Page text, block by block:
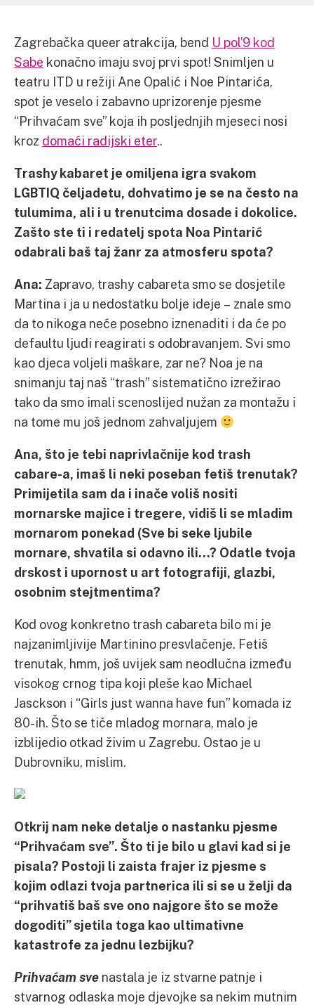
Zagrebačka queer atrakcija, bend U pol’9 kod
Sabe konačno imaju svoj prvi spot! Snimljen u
teatru ITD u režiji Ane Opalić i Noe Pintarića,
spot je veselo i zabavno uprizorenje pjesme
“Prihvaćam sve” koja ih posljednjih mjeseci nosi
kroz domaći radijski eter..
Trashy kabaret je omiljena igra svakom
LGBTIQ čeljadetu, dohvatimo je se na često na
tulumima, ali i u trenutcima dosade i dokolice.
Zašto ste ti i redatelj spota Noa Pintarić
odabrali baš taj žanr za atmosferu spota?
Ana: Zapravo, trashy cabareta smo se dosjetile
Martina i ja u nedostatku bolje ideje – znale smo
da to nikoga neće posebno iznenaditi i da će po
defaultu ljudi reagirati s odobravanjem. Svi smo
kao djeca voljeli maškare, zar ne? Noa je na
snimanju taj naš “trash” sistematično izrežirao
tako da smo imali scenoslijed nužan za montažu i
na tome mu još jednom zahvaljujem
Ana, što je tebi naprivlačnije kod trash
cabare-a, imaš li neki poseban fetiš trenutak?
Primijetila sam da i inače voliš nositi
mornarske majice i tregere, vidiš li se mladim
mornarom ponekad (Sve bi seke ljubile
mornare, shvatila si odavno ili…? Odatle tvoja
drskost i upornost u art fotografiji, glazbi,
osobnim stejtmentima?
Kod ovog konkretno trash cabareta bilo mi je
najzanimljivije Martinino presvlačenje. Fetiš
trenutak, hmm, još uvijek sam neodlučna između
visokog crnog tipa koji pleše kao Michael
Jasckson i “Girls just wanna have fun” komada iz
80-ih. Što se tiče mladog mornara, malo je
izblijedio otkad živim u Zagrebu. Ostao je u
Dubrovniku, mislim.
Otkrij nam neke detalje o nastanku pjesme
“Prihvaćam sve”. Što ti je bilo u glavi kad si je
pisala? Postoji li zaista frajer iz pjesme s
kojim odlazi tvoja partnerica ili si se u želji da
“prihvatiš baš sve ono najgore što se može
dogoditi” sjetila toga kao ultimativne
katastrofe za jednu lezbijku?
Prihvaćam sve nastala je iz stvarne patnje i
stvarnog odlaska moje djevojke sa nekim mutnim